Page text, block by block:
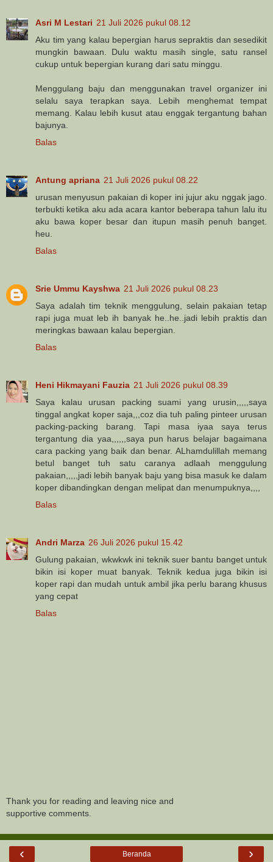
Asri M Lestari 21 Juli 2026 pukul 08.12
Aku tim yang kalau bepergian harus sepraktis dan sesedikit
mungkin bawaan. Dulu waktu masih single, satu ransel
cukup untuk bepergian kurang dari satu minggu.
Menggulang baju dan menggunakan travel organizer ini
selalu saya terapkan saya. Lebih menghemat tempat
memang. Kalau lebih kusut atau enggak tergantung bahan
bajunya.
Balas
Antung apriana 21 Juli 2026 pukul 08.22
urusan menyusun pakaian di koper ini jujur aku nggak jago.
terbukti ketika aku ada acara kantor beberapa tahun lalu itu
aku bawa koper besar dan itupun masih penuh banget.
heu.
Balas
Srie Ummu Kayshwa 21 Juli 2026 pukul 08.23
Saya adalah tim teknik menggulung, selain pakaian tetap
rapi juga muat leb ih banyak he..he..jadi lebih praktis dan
meringkas bawaan kalau bepergian.
Balas
Heni Hikmayani Fauzia 21 Juli 2026 pukul 08.39
Saya kalau urusan packing suami yang urusin,,,,,saya
tinggal angkat koper saja,,,coz dia tuh paling pinteer urusan
packing-packing barang. Tapi masa iyaa saya terus
tergantung dia yaa,,,,,,saya pun harus belajar bagaimana
cara packing yang baik dan benar. ALhamdulillah memang
betul banget tuh satu caranya adlaah menggulung
pakaian,,,,,jadi lebih banyak baju yang bisa masuk ke dalam
koper dibandingkan dengan melipat dan menumpuknya,,,,
Balas
Andri Marza 26 Juli 2026 pukul 15.42
Gulung pakaian, wkwkwk ini teknik suer bantu banget untuk
bikin isi koper muat banyak. Teknik kedua juga bikin isi
koper rapi dan mudah untuk ambil jika perlu barang khusus
yang cepat
Balas
Thank you for reading and leaving nice and
supportive comments.
‹ ›
Beranda